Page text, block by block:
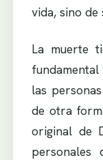
vida, sino
La muerte
las
de otra
original de